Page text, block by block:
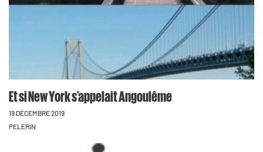
Et si New York s’appelait Angoulême
19 DÉCEMBRE 2019
PELERIN